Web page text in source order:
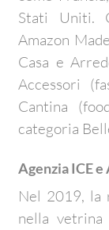
Stati Uniti.
Amazon
Casa e
Accessori
Cantina
categoria
Agenzia ICE e
Nel 2019, la
nella